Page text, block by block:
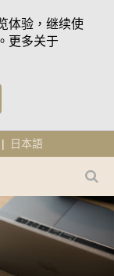
体验，继续使
更多关于
日本語